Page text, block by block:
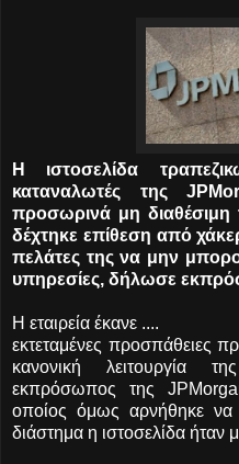
Η ιστοσελίδα
καταναλωτές της
προσωρινά μη διαθέσιμη
δέχτηκε επίθεση από
πελάτες της να μην
υπηρεσίες, δήλωσε
Η εταιρεία έκανε ....
εκτεταμένες προσπάθειες
κανονική λειτουργία
εκπρόσωπος της
οποίος όμως αρνήθηκε να
διάστημα η ιστοσελίδα ήταν